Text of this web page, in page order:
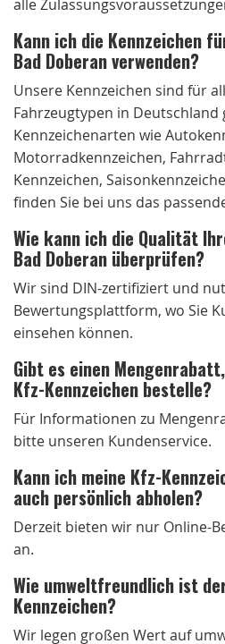
alle
Kann ich die Kennzeichen
Bad Doberan verwenden?
Unsere Kennzeichen sind für
Fahrzeugtypen in Deutschland
Kennzeichenarten wie
Motorradkennzeichen,
Kennzeichen,
finden Sie bei uns das
Wie kann ich die Qualität
Bad Doberan überprüfen?
Wir sind DIN-zertifiziert und
Bewertungsplattform, wo Sie
einsehen können.
Gibt es einen
Kfz-Kennzeichen bestelle?
Für Informationen zu
bitte unseren Kundenservice.
Kann ich meine Kfz-
auch persönlich abholen?
Derzeit bieten wir nur Online-
an.
Wie umweltfreundlich ist
Kennzeichen?
Wir legen großen Wert auf